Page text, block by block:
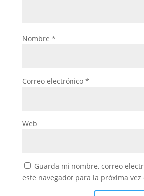
Nombre *
Correo electrónico *
Web
Guarda mi nombre, correo
este navegador para la próxima vez